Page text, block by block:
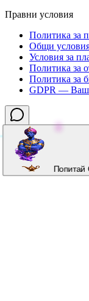
Правни условия
Политика за
Общи
Условия за
Политика за
Политика за
GDPR —
Попитай